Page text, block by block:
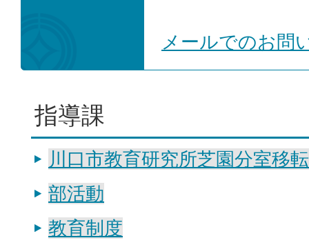
メールでのお問
指導課
川口市教育研究所芝園分室移
部活動
教育制度